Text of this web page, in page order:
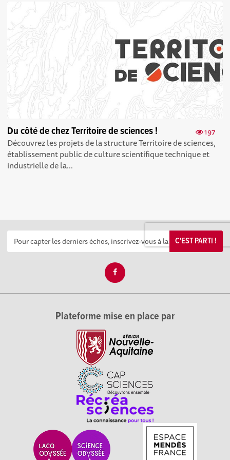
197
Du côté de chez Territoire de sciences !
Découvrez les projets de la structure Territoire de sciences,
établissement public de culture scientifique technique et
industrielle de la...
C'EST PARTI !
Plateforme mise en place par